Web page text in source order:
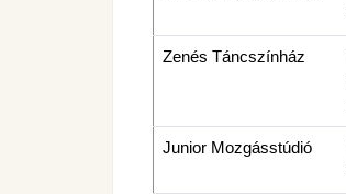
Zenés Táncszínház
Junior Mozgásstúdió